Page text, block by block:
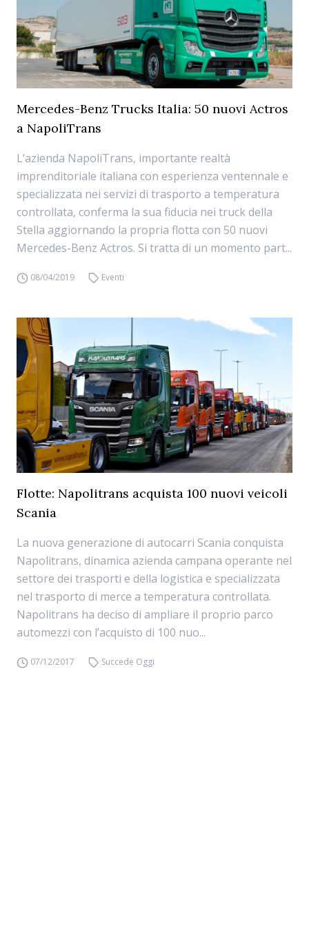
Mercedes-Benz Trucks Italia: 50 nuovi Actros
a NapoliTrans
L’azienda NapoliTrans, importante realtà
imprenditoriale italiana con esperienza ventennale e
specializzata nei servizi di trasporto a temperatura
controllata, conferma la sua fiducia nei truck della
Stella aggiornando la propria flotta con 50 nuovi
Mercedes-Benz Actros. Si tratta di un momento part...
08/04/2019 Eventi
Flotte: Napolitrans acquista 100 nuovi veicoli
Scania
La nuova generazione di autocarri Scania conquista
Napolitrans, dinamica azienda campana operante nel
settore dei trasporti e della logistica e specializzata
nel trasporto di merce a temperatura controllata.
Napolitrans ha deciso di ampliare il proprio parco
automezzi con l’acquisto di 100 nuo...
07/12/2017 Succede Oggi